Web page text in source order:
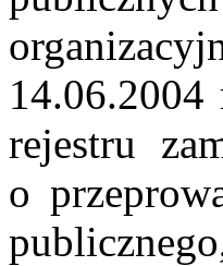
14.06.2004
rejestru
o